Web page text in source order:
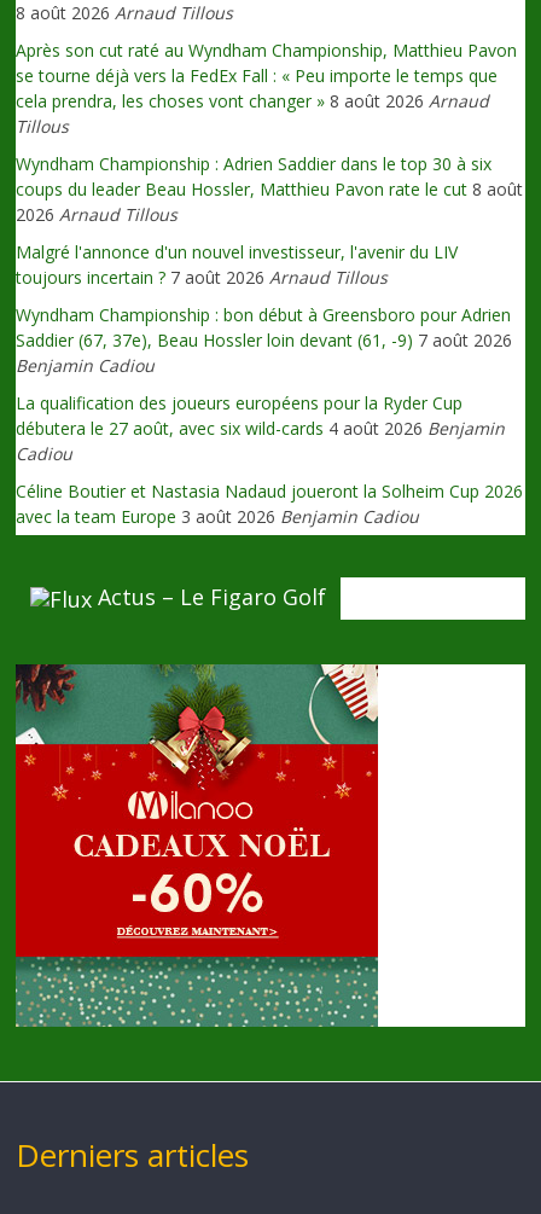
8 août 2026 Arnaud Tillous
Après son cut raté au Wyndham Championship, Matthieu Pavon
se tourne déjà vers la FedEx Fall : « Peu importe le temps que
cela prendra, les choses vont changer » 8 août 2026 Arnaud
Tillous
Wyndham Championship : Adrien Saddier dans le top 30 à six
coups du leader Beau Hossler, Matthieu Pavon rate le cut 8 août
2026 Arnaud Tillous
Malgré l'annonce d'un nouvel investisseur, l'avenir du LIV
toujours incertain ? 7 août 2026 Arnaud Tillous
Wyndham Championship : bon début à Greensboro pour Adrien
Saddier (67, 37e), Beau Hossler loin devant (61, -9) 7 août 2026
Benjamin Cadiou
La qualification des joueurs européens pour la Ryder Cup
débutera le 27 août, avec six wild-cards 4 août 2026 Benjamin
Cadiou
Céline Boutier et Nastasia Nadaud joueront la Solheim Cup 2026
avec la team Europe 3 août 2026 Benjamin Cadiou
Actus – Le Figaro Golf
Derniers articles